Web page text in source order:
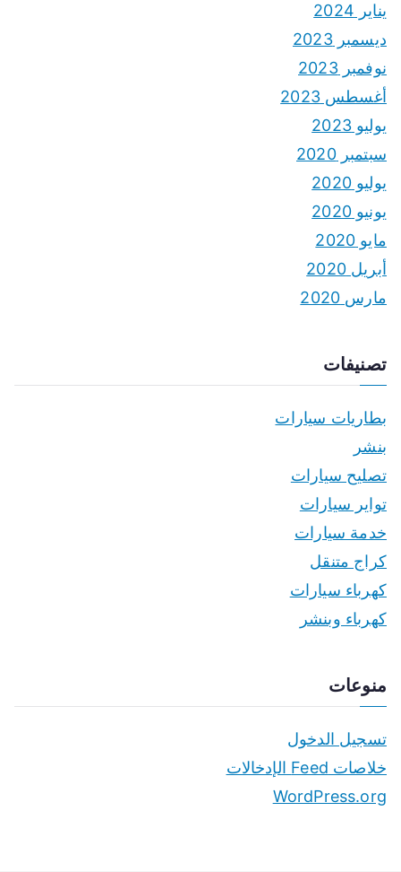
يناير 2024
ديسمبر 2023
نوفمبر 2023
أغسطس 2023
يوليو 2023
سبتمبر 2020
يوليو 2020
يونيو 2020
مايو 2020
أبريل 2020
مارس 2020
تصنيفات
بطاريات سيارات
بنشر
تصليح سيارات
تواير سيارات
خدمة سيارات
كراج متنقل
كهرباء سيارات
كهرباء وبنشر
منوعات
تسجيل الدخول
خلاصات Feed الإدخالات
WordPress.org